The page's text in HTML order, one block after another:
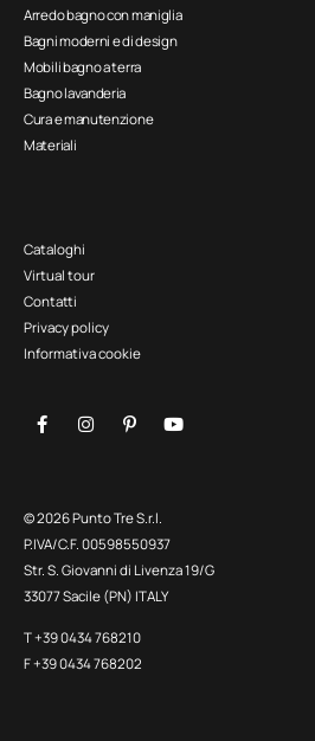
Arredo bagno con maniglia
Bagni moderni e di design
Mobili bagno a terra
Bagno lavanderia
Cura e manutenzione
Materiali
Cataloghi
Virtual tour
Contatti
Privacy policy
Informativa cookie
© 2026 Punto Tre S.r.l.
P.IVA/C.F. 00598550937
Str. S. Giovanni di Livenza 19/G
33077 Sacile (PN) ITALY
T +39 0434 768210
F +39 0434 768202